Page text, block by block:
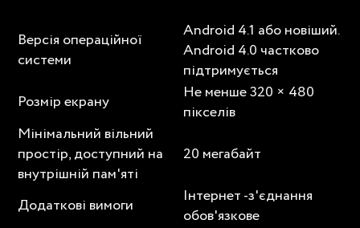
Версія операційної
системи
Android 4.1 або новіший.
Android 4.0 частково
підтримується
Розмір екрану
Не менше 320 × 480
пікселів
Мінімальний вільний
простір, доступний на
внутрішній пам'яті
20 мегабайт
Додаткові вимоги
Інтернет -з'єднання
обов'язкове